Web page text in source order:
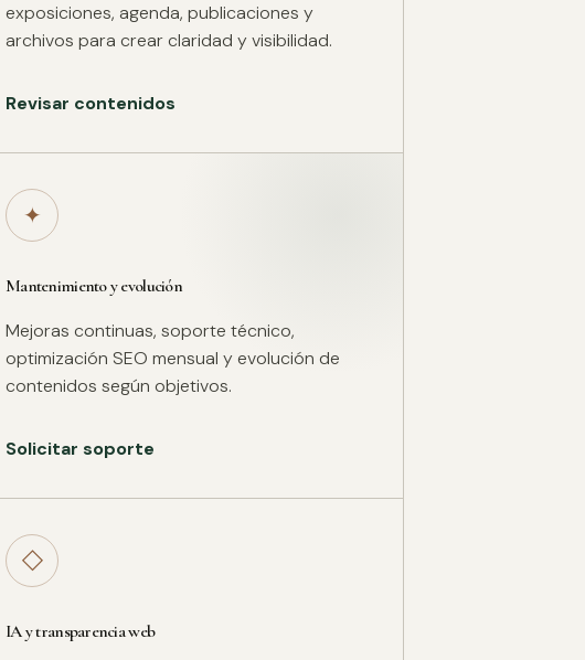
exposiciones, agenda, publicaciones y
archivos para crear claridad y visibilidad.
Revisar contenidos
✦
Mantenimiento y evolución
Mejoras continuas, soporte técnico,
optimización SEO mensual y evolución de
contenidos según objetivos.
Solicitar soporte
◇
IA y transparencia web